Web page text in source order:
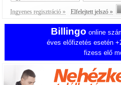
Ingyenes regisztráció » Elfelejtett jelszó »
Billingo online
éves előfizetés esetén
fizess elő